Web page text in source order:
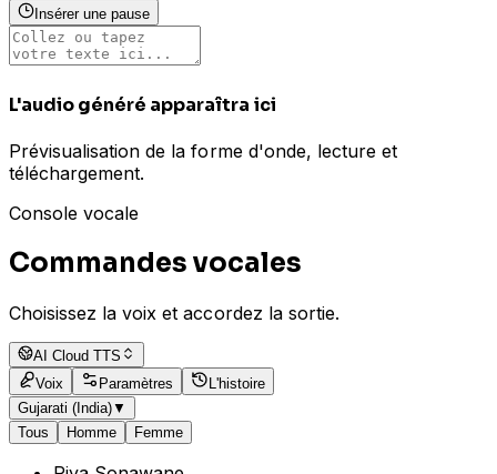
Insérer une pause
L'audio généré apparaîtra ici
Prévisualisation de la forme d'onde, lecture et
téléchargement.
Console vocale
Commandes vocales
Choisissez la voix et accordez la sortie.
AI Cloud TTS
Voix
Paramètres
L'histoire
Gujarati (India)▼
Tous
Homme Femme